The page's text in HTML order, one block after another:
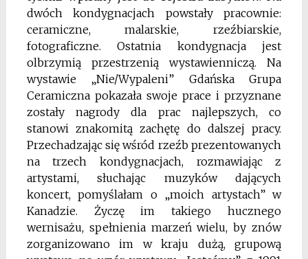
dwóch kondygnacjach powstały pracownie:
ceramiczne, malarskie, rzeźbiarskie,
fotograficzne. Ostatnia kondygnacja jest
olbrzymią przestrzenią wystawienniczą. Na
wystawie „Nie/Wypaleni” Gdańska Grupa
Ceramiczna pokazała swoje prace i przyznane
zostały nagrody dla prac najlepszych, co
stanowi znakomitą zachętę do dalszej pracy.
Przechadzając się wśród rzeźb prezentowanych
na trzech kondygnacjach, rozmawiając z
artystami, słuchając muzyków dających
koncert, pomyślałam o „moich artystach” w
Kanadzie. Życzę im takiego hucznego
wernisażu, spełnienia marzeń wielu, by znów
zorganizowano im w kraju dużą, grupową